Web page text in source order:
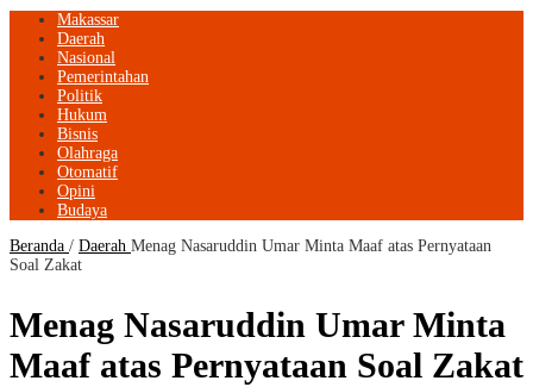
Makassar
Daerah
Nasional
Pemerintahan
Politik
Hukum
Bisnis
Olahraga
Otomatif
Opini
Budaya
Beranda / Daerah Menag Nasaruddin Umar Minta Maaf atas Pernyataan
Soal Zakat
Menag Nasaruddin Umar Minta
Maaf atas Pernyataan Soal Zakat